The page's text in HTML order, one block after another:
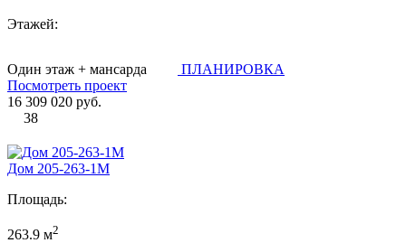
Этажей:
Один этаж + мансарда
ПЛАНИРОВКА
Посмотреть проект
16 309 020 руб.
38
Дом 205-263-1М
Площадь:
263.9 м2